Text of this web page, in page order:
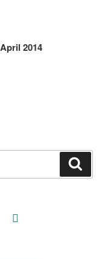
2014
goodreads